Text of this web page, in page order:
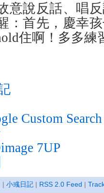
意說反話、唱
：首先，慶幸
住啊！多多練
Custom Search
7UP
| 小彧日記 | RSS 2.0 Feed |